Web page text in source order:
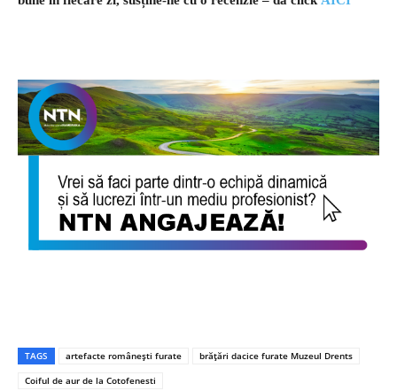
TAGS artefacte românești furate
brățări dacice furate Muzeul Drents
Coiful de aur de la Cotofenesti